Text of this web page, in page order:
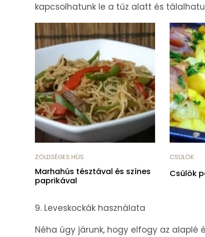
kapcsolhatunk le a tűz alatt és
ZÖLDSÉGES HÚS
Marhahús tésztával és színes
paprikával
CSÜLÖK
Csülök
9. Leveskockák használata
Néha úgy járunk, hogy elfogy az alaplé